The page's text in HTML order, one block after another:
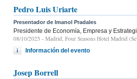
Pedro Luis Uriarte
Presentador de Imanol Pradales
Presidente de Economía, Empresa y
08/10/2025 - Madrid, Four Seasons Hotel Madrid
Información del evento
Josep Borrell